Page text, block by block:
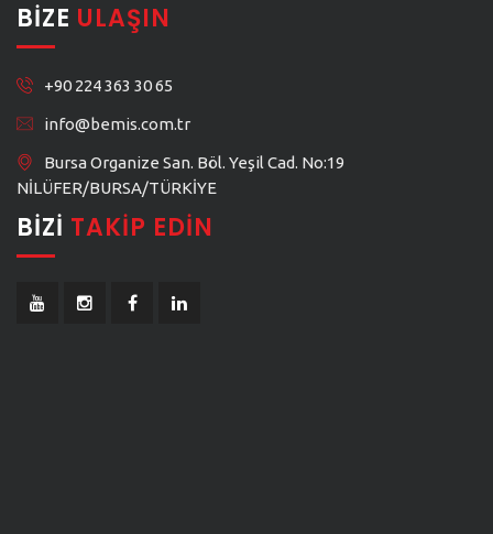
BIZE ULAŞIN
+90 224 363 30 65
info@bemis.com.tr
Bursa Organize San. Böl. Yeşil Cad. No:19
NİLÜFER/BURSA/TÜRKİYE
BIZI TAKIP EDIN